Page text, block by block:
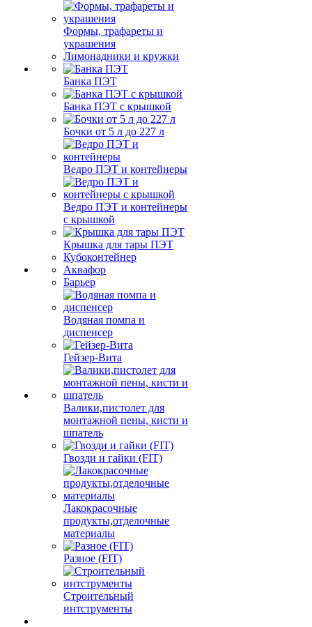
Формы, трафареты и
украшения
Лимонадники и кружки
Банка ПЭТ
Банка ПЭТ с крышкой
Бочки от 5 л до 227 л
Ведро ПЭТ и контейнеры
Ведро ПЭТ и контейнеры
с крышкой
Крышка для тары ПЭТ
Кубоконтейнер
Аквафор
Барьер
Водяная помпа и
диспенсер
Гейзер-Вита
Валики,пистолет для
монтажной пены, кисти и
шпатель
Гвозди и гайки (FIT)
Лакокрасочные
продукты,отделочные
материалы
Разное (FIT)
Строительный
интструменты